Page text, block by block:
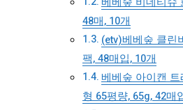
48매, 10개
(etv)베베숲 클린
팩, 48매입, 10개
베베숲 아이캔
형 65평량, 65g, 42매